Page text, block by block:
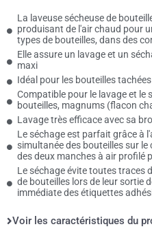
La laveuse sécheuse de
produisant de l'air chaud pour
types de bouteilles, dans des
Elle assure un lavage et un
maxi
Idéal pour les bouteilles
Compatible pour le lavage et le
bouteilles, magnums (flacon
Lavage très efficace avec sa
Le séchage est parfait grâce à
simultanée des bouteilles sur
des deux manches à air profilé
Le séchage évite toutes traces
de bouteilles lors de leur sortie
immédiate des étiquettes
Voir les caractéristiques du